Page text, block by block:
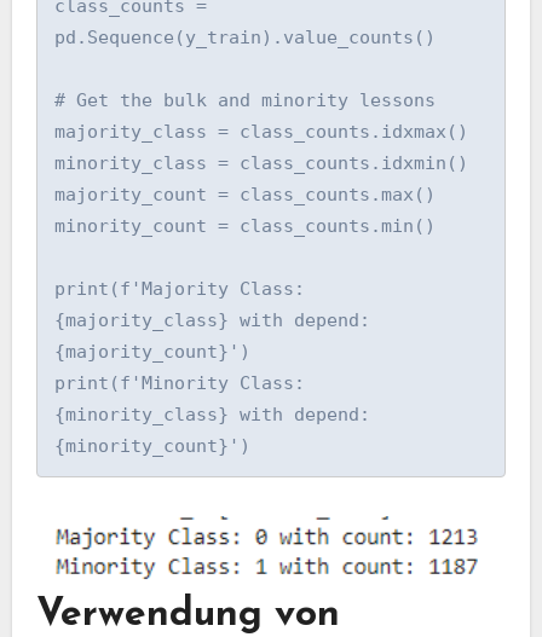
class_counts =
pd.Sequence(y_train).value_counts()
# Get the bulk and minority lessons
majority_class = class_counts.idxmax()
minority_class = class_counts.idxmin()
majority_count = class_counts.max()
minority_count = class_counts.min()
print(f'Majority Class:
{majority_class} with depend:
{majority_count}')
print(f'Minority Class:
{minority_class} with depend:
Verwendung von